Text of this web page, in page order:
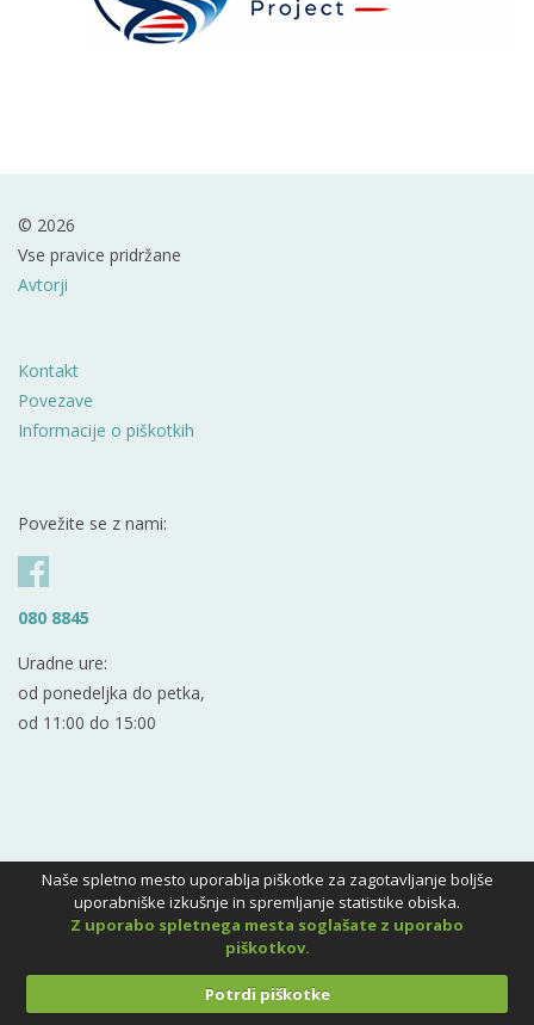
© 2026
Vse pravice pridržane
Avtorji
Kontakt
Povezave
Informacije o piškotkih
Povežite se z nami:
080 8845
Uradne ure:
od ponedeljka do petka,
od 11:00 do 15:00
Naše spletno mesto uporablja piškotke za zagotavljanje boljše
uporabniške izkušnje in spremljanje statistike obiska.
Z uporabo spletnega mesta soglašate z uporabo
piškotkov.
Potrdi piškotke